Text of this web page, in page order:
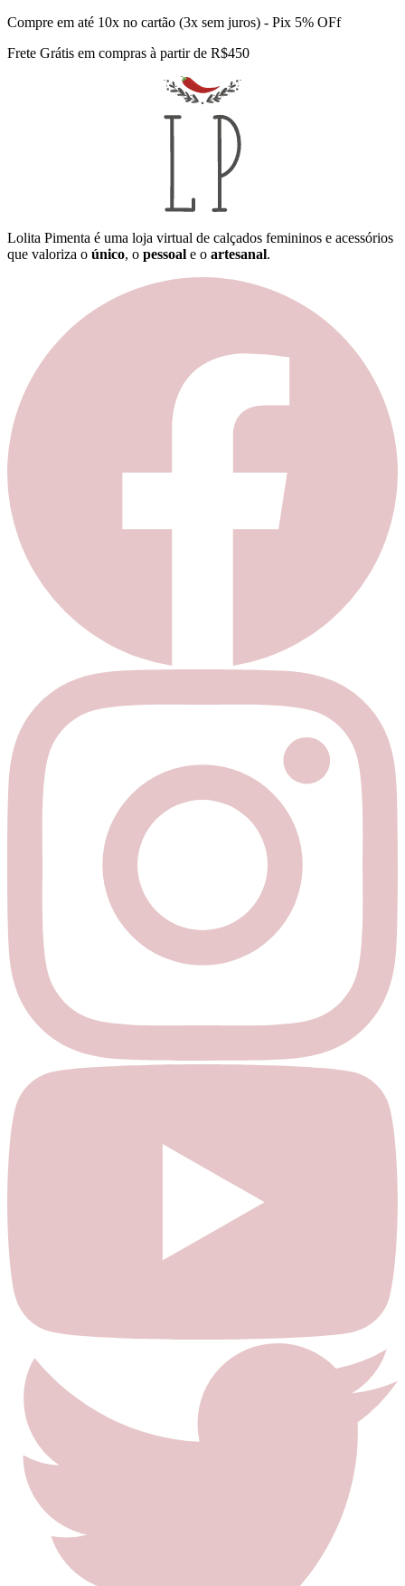
Compre em até 10x no cartão (3x sem juros) - Pix 5% OFf
Frete Grátis em compras à partir de R$450
Lolita Pimenta é uma loja virtual de calçados femininos e acessórios
que valoriza o único, o pessoal e o artesanal.